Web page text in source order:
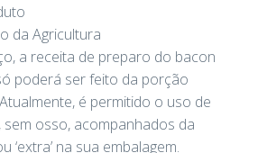
da Agricultura
a receita de preparo do bacon
poderá ser feito da porção
é permitido o uso de
osso, acompanhados da
‘extra’ na sua embalagem.